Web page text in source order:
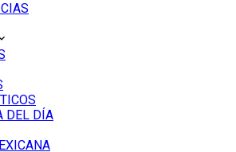
DEL DÍA